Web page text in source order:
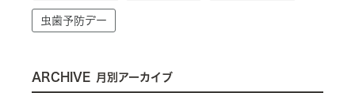
虫歯予防デー
ARCHIVE 月別アーカイブ